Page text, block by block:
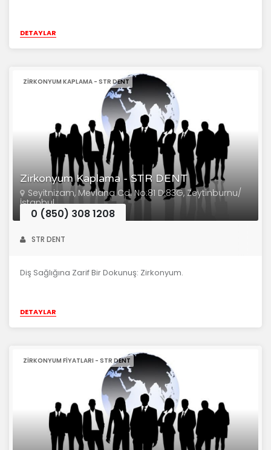
DETAYLAR
Zirkonyum Kaplama - STR DENT
ZIRKONYUM KAPLAMA - STR DENT
Seyitnizam, Mevlana Cd. No:81 D:83G, Zeytinburnu/
İstanbul
0 (850) 308 1208
STR DENT
Diş Sağlığına Zarif Bir Dokunuş: Zirkonyum.
DETAYLAR
ZIRKONYUM FIYATLARI - STR DENT